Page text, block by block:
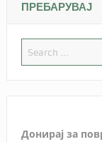
ПРЕБАРУВАЈ
Донирај за